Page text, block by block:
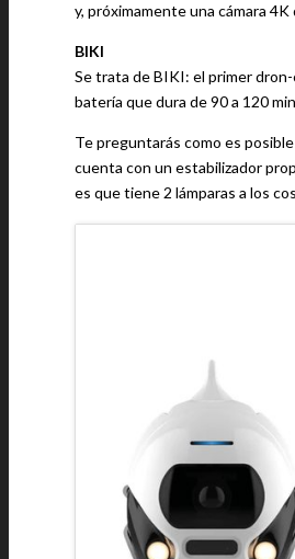
y, próximamente una cámara
BIKI
Se trata de BIKI: el primer
batería que dura de 90 a 120
Te preguntarás como es
cuenta con un estabilizador
es que tiene 2 lámparas a los